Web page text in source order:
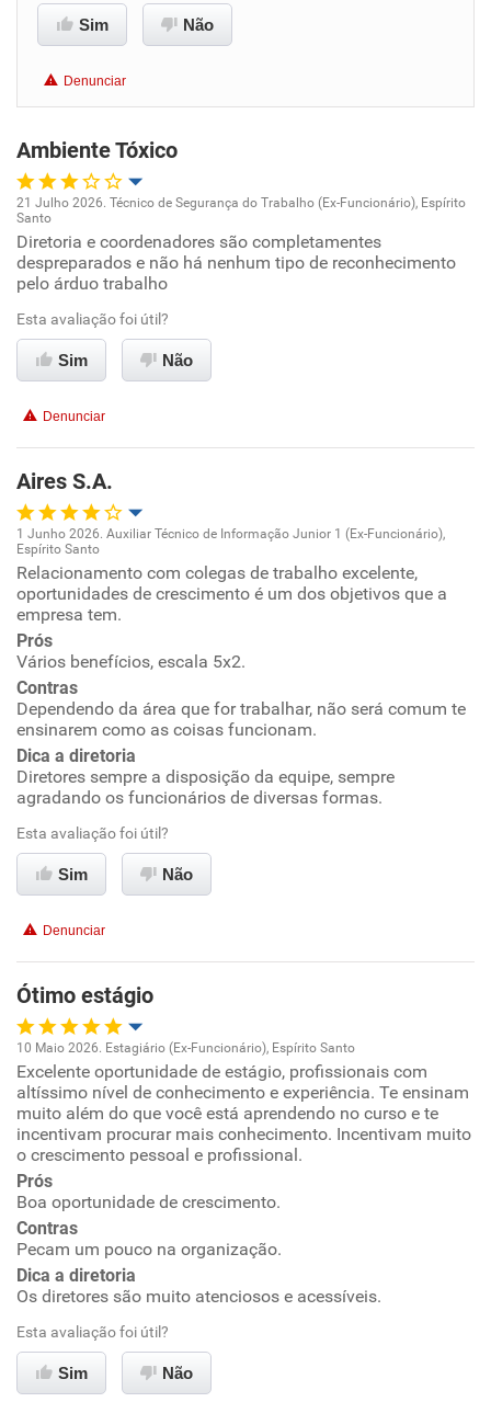
Recomenda a diretoria
Sim Não
Denunciar
Ambiente Tóxico
Oportunidade de promoção
Ambiente de trabalho
Conciliação com a vida familiar
Não recomenda esta empresa
Não recomenda a diretoria
21 Julho 2026. Técnico de Segurança do Trabalho (Ex-Funcionário), Espírito
Santo
Diretoria e coordenadores são completamentes
despreparados e não há nenhum tipo de reconhecimento
pelo árduo trabalho
Esta avaliação foi útil?
Sim Não
Denunciar
Aires S.A.
Oportunidade de promoção
Ambiente de trabalho
Conciliação com a vida familiar
Benefícios
Recomenda esta empresa
1 Junho 2026. Auxiliar Técnico de Informação Junior 1 (Ex-Funcionário),
Espírito Santo
Relacionamento com colegas de trabalho excelente,
oportunidades de crescimento é um dos objetivos que a
empresa tem.
Prós
Vários benefícios, escala 5x2.
Contras
Dependendo da área que for trabalhar, não será comum te
ensinarem como as coisas funcionam.
Dica a diretoria
Diretores sempre a disposição da equipe, sempre
agradando os funcionários de diversas formas.
Esta avaliação foi útil?
Sim Não
Denunciar
Ótimo estágio
Oportunidade de promoção
Ambiente de trabalho
Conciliação com a vida familiar
Benefícios
Recomenda esta empresa
Recomenda a diretoria
10 Maio 2026. Estagiário (Ex-Funcionário), Espírito Santo
Excelente oportunidade de estágio, profissionais com
altíssimo nível de conhecimento e experiência. Te ensinam
muito além do que você está aprendendo no curso e te
incentivam procurar mais conhecimento. Incentivam muito
o crescimento pessoal e profissional.
Prós
Boa oportunidade de crescimento.
Contras
Pecam um pouco na organização.
Dica a diretoria
Os diretores são muito atenciosos e acessíveis.
Esta avaliação foi útil?
Sim Não